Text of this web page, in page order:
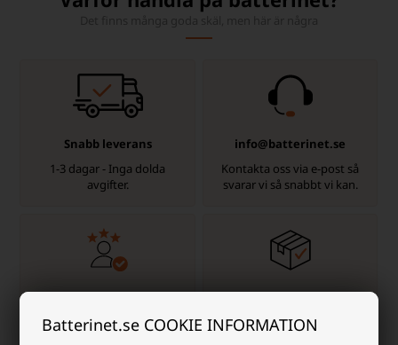
Batterinet.se COOKIE INFORMATION
Snabb leverans
1-3 dagar - Inga dolda
avgifter.
info@batterinet.se
Kontakta oss via e-post så
svarar vi så snabbt vi kan.
Vi värdesätter en bra
Alltid snabb leverans - 1-3